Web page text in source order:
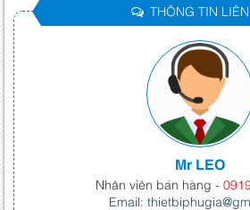
THÔNG TIN
Mr LEO
Nhân viên bán hàng -
Email: